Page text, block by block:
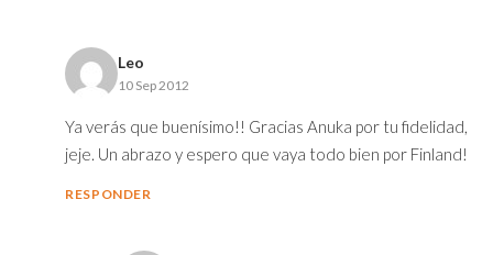
Leo
10 Sep 2012
Ya verás que buenísimo!! Gracias Anuka por tu fidelidad,
jeje. Un abrazo y espero que vaya todo bien por Finland!
RESPONDER